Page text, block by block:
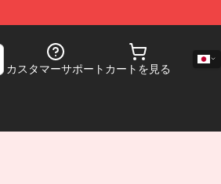
カスタマーサポート カートを見る